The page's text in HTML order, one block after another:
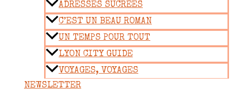
ADRESSES SUCRÉES
C’EST UN BEAU ROMAN
UN TEMPS POUR TOUT
LYON CITY GUIDE
VOYAGES, VOYAGES
NEWSLETTER